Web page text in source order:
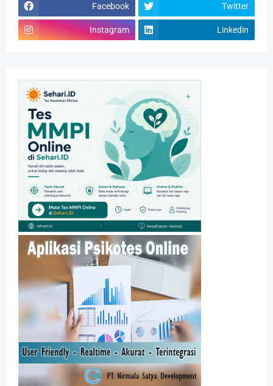
Facebook Twitter
Instagram Linkedin